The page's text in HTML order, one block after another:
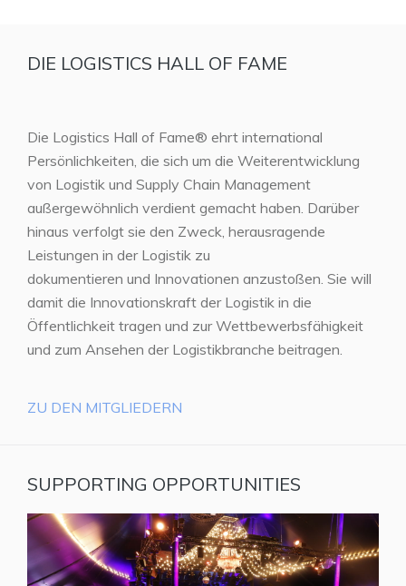
DIE LOGISTICS HALL OF FAME
Die Logistics Hall of Fame® ehrt international
Persönlichkeiten, die sich um die Weiterentwicklung
von Logistik und Supply Chain Management
außergewöhnlich verdient gemacht haben. Darüber
hinaus verfolgt sie den Zweck, herausragende
Leistungen in der Logistik zu
dokumentieren und Innovationen anzustoßen. Sie will
damit die Innovationskraft der Logistik in die
Öffentlichkeit tragen und zur Wettbewerbsfähigkeit
und zum Ansehen der Logistikbranche beitragen.
ZU DEN MITGLIEDERN
SUPPORTING OPPORTUNITIES